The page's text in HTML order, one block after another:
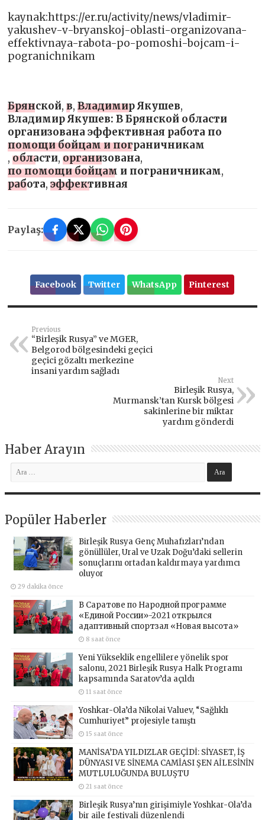
kaynak:https://er.ru/activity/news/vladimir-
yakushev-v-bryanskoj-oblasti-organizovana-
effektivnaya-rabota-po-pomoshi-bojcam-i-
pogranichnikam
Брянской,в,Владимир Якушев,
Владимир Якушев: В Брянской области
организована эффективная работа по
помощи бойцам и пограничникам
,области,организована,
по помощи бойцам и пограничникам,
работа,эффективная
Paylaş:
Facebook Twitter WhatsApp Pinterest
Previous
“Birleşik Rusya” ve MGER,
Belgorod bölgesindeki geçici
geçici gözaltı merkezine
insani yardım sağladı
Next
Birleşik Rusya,
Murmansk’tan Kursk bölgesi
sakinlerine bir miktar
yardım gönderdi
Haber Arayın
Popüler Haberler
Birleşik Rusya Genç Muhafızları’ndan
gönüllüler, Ural ve Uzak Doğu’daki sellerin
sonuçlarını ortadan kaldırmaya yardımcı
oluyor
29 dakika önce
В Саратове по Народной программе
«Единой России»-2021 открылся
адаптивный спортзал «Новая высота»
8 saat önce
Yeni Yükseklik engellilere yönelik spor
salonu, 2021 Birleşik Rusya Halk Programı
kapsamında Saratov’da açıldı
11 saat önce
Yoshkar-Ola’da Nikolai Valuev, “Sağlıklı
Cumhuriyet” projesiyle tanıştı
15 saat önce
MANİSA’DA YILDIZLAR GEÇİDİ: SİYASET, İŞ
DÜNYASI VE SİNEMA CAMİASI ŞEN AİLESİNİN
MUTLULUĞUNDA BULUŞTU
21 saat önce
Birleşik Rusya’nın girişimiyle Yoshkar-Ola’da
bir aile festivali düzenlendi